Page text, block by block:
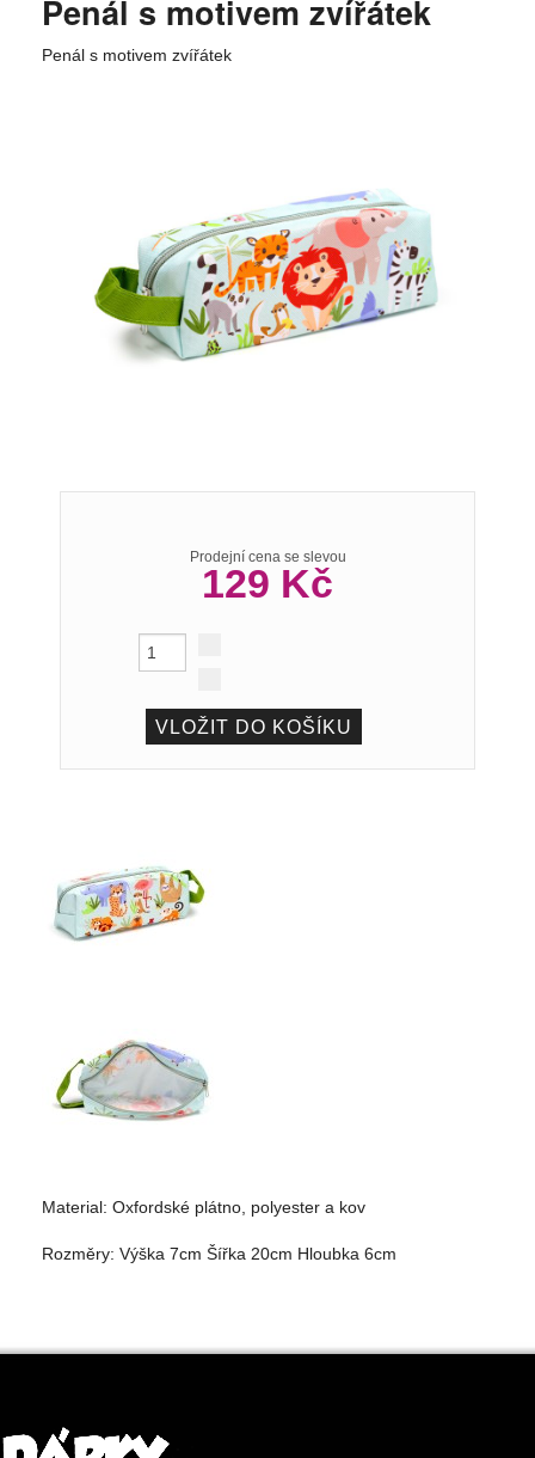
Kontakt
Penál s motivem zvířátek
Penál s motivem zvířátek
Prodejní cena se slevou
129 Kč
Material: Oxfordské plátno, polyester a kov
Rozměry: Výška 7cm Šířka 20cm Hloubka 6cm